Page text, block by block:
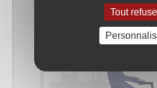
Tout